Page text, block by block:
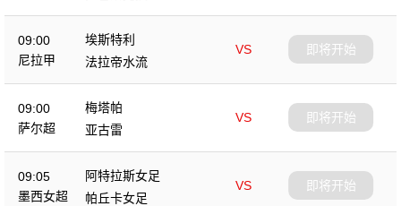
09:00
尼拉甲
埃斯特利
VS
法拉帝水流
即将开始
09:00
萨尔超
梅塔帕
VS
亚古雷
即将开始
09:05
墨西女超
阿特拉斯女足
VS
帕丘卡女足
即将开始